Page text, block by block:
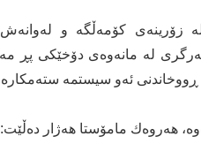
زۆرینەی کۆمەڵگە و
لە مانەوەی دۆخێکی پڕ
ڕووخاندنی ئەو سیستمە ستەمکارە
ھەروەك مامۆستا ھەژار